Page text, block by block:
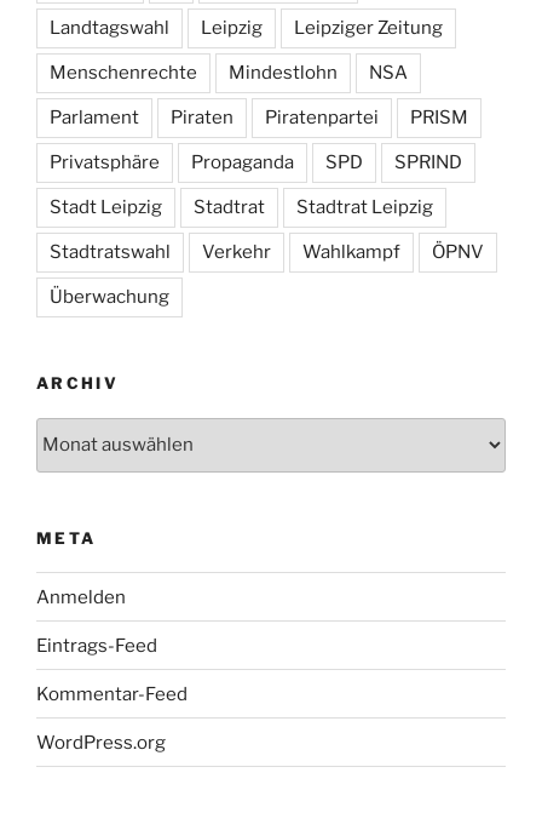
Landtagswahl Leipzig Leipziger Zeitung
Menschenrechte Mindestlohn NSA
Parlament Piraten Piratenpartei PRISM
Privatsphäre Propaganda SPD SPRIND
Stadt Leipzig Stadtrat Stadtrat Leipzig
Stadtratswahl Verkehr Wahlkampf ÖPNV
Überwachung
ARCHIV
META
Anmelden
Eintrags-Feed
Kommentar-Feed
WordPress.org